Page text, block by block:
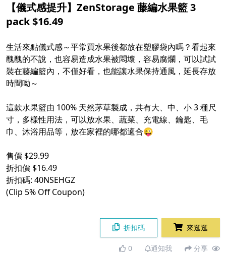
【儀式感提升】ZenStorage 藤編水果籃 3
pack $16.49
生活來點儀式感～平常買水果後都放在塑膠袋內嗎？看起來
醜醜的不說，也容易造成水果被悶壞，容易腐爛，可以試試
裝在藤編籃內，不僅好看，也能讓水果保持通風，延長存放
時間呦～
這款水果籃由 100% 天然茅草製成，共有大、中、小 3 種尺
寸，多樣性用法，可以放水果、蔬菜、充電線、鑰匙、毛
巾、沐浴用品等，放在家裡的哪都適合😜
售價 $29.99
折扣價 $16.49
折扣碼: 40NSEHGZ
(Clip 5% Off Coupon)
折扣碼 來逛逛
0 通知我 分享